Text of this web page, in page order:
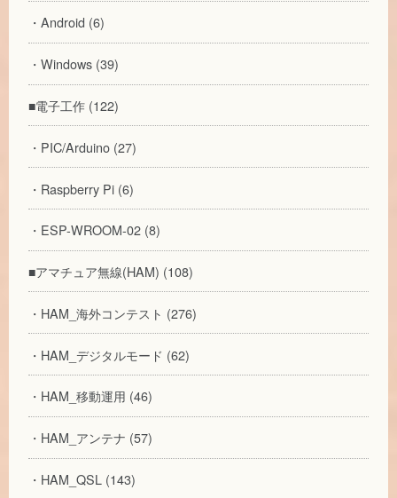
・Android (6)
・Windows (39)
■電子工作 (122)
・PIC/Arduino (27)
・Raspberry Pi (6)
・ESP-WROOM-02 (8)
■アマチュア無線(HAM) (108)
・HAM_海外コンテスト (276)
・HAM_デジタルモード (62)
・HAM_移動運用 (46)
・HAM_アンテナ (57)
・HAM_QSL (143)